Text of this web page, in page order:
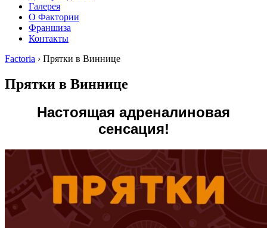
Галерея
О Фактории
Франшиза
Контакты
Factoria › Прятки в Виннице
Прятки в Виннице
Настоящая адреналиновая
сенсация!